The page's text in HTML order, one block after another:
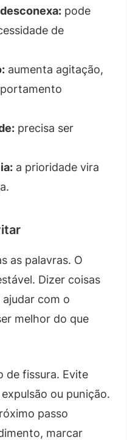
pode
de
aumenta agitação,
precisa ser
a prioridade vira
as palavras. O
Dizer coisas
com o
melhor do que
de fissura. Evite
ou punição.
passo
marcar